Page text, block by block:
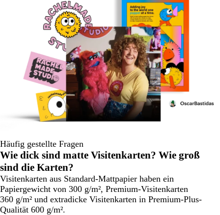
Häufig gestellte Fragen
Wie dick sind matte Visitenkarten? Wie groß
sind die Karten?
Visitenkarten aus Standard-Mattpapier haben ein
Papiergewicht von 300 g/m², Premium-Visitenkarten
360 g/m² und extradicke Visitenkarten in Premium-Plus-
Qualität 600 g/m².